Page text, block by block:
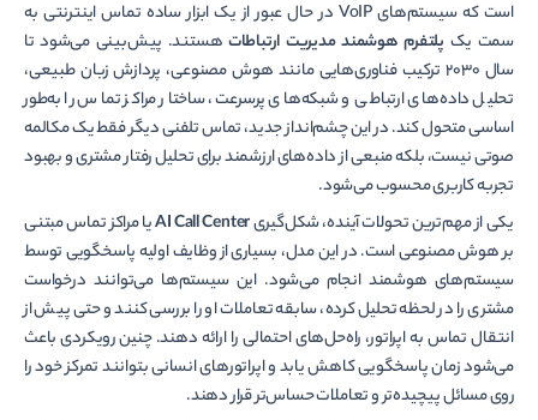
است که سیستم‌های VoIP در حال عبور از یک ابزار ساده تماس اینترنتی به
سمت یک پلتفرم هوشمند مدیریت ارتباطات هستند. پیش‌بینی می‌شود تا
سال 2030 ترکیب فناوری‌هایی مانند هوش مصنوعی، پردازش زبان طبیعی،
تحلیل داده‌های ارتباطی و شبکه‌های پرسرعت، ساختار مراکز تماس را به‌طور
اساسی متحول کند. در این چشم‌انداز جدید، تماس تلفنی دیگر فقط یک مکالمه
صوتی نیست، بلکه منبعی از داده‌های ارزشمند برای تحلیل رفتار مشتری و بهبود
تجربه کاربری محسوب می‌شود.
یکی از مهم‌ترین تحولات آینده، شکل‌گیریAI Call Centerیا مراکز تماس مبتنی
بر هوش مصنوعی است. در این مدل، بسیاری از وظایف اولیه پاسخگویی توسط
سیستم‌های هوشمند انجام می‌شود. این سیستم‌ها می‌توانند درخواست
مشتری را در لحظه تحلیل کرده، سابقه تعاملات او را بررسی کنند و حتی پیش از
انتقال تماس به اپراتور، راه‌حل‌های احتمالی را ارائه دهند. چنین رویکردی باعث
می‌شود زمان پاسخگویی کاهش یابد و اپراتورهای انسانی بتوانند تمرکز خود را
روی مسائل پیچیده‌تر و تعاملات حساس‌تر قرار دهند.